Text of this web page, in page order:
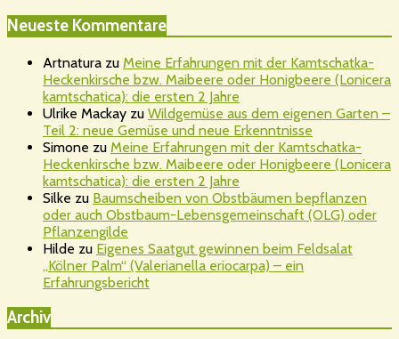
Neueste Kommentare
Artnatura zu Meine Erfahrungen mit der Kamtschatka-
Heckenkirsche bzw. Maibeere oder Honigbeere (Lonicera
kamtschatica): die ersten 2 Jahre
Ulrike Mackay zu Wildgemüse aus dem eigenen Garten –
Teil 2: neue Gemüse und neue Erkenntnisse
Simone zu Meine Erfahrungen mit der Kamtschatka-
Heckenkirsche bzw. Maibeere oder Honigbeere (Lonicera
kamtschatica): die ersten 2 Jahre
Silke zu Baumscheiben von Obstbäumen bepflanzen
oder auch Obstbaum-Lebensgemeinschaft (OLG) oder
Pflanzengilde
Hilde zu Eigenes Saatgut gewinnen beim Feldsalat
„Kölner Palm“ (Valerianella eriocarpa) – ein
Erfahrungsbericht
Archiv